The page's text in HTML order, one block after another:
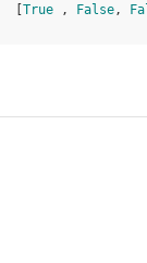
True , False,